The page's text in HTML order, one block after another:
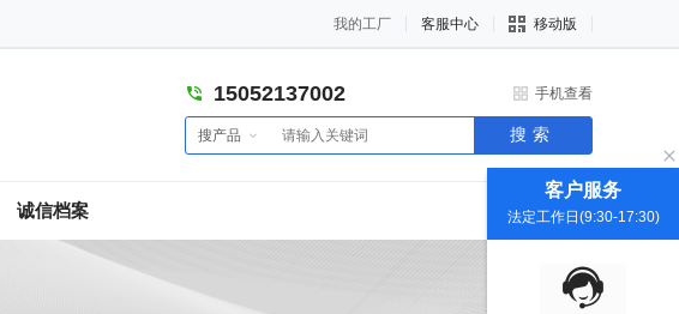
我的工厂 客服中心 移动版
15052137002 手机查看
搜产品 搜索
诚信档案
客户服务
法定工作日(9:30-17:30)